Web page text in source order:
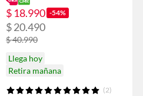
$ 18.990 -54%
$ 20.490
$ 40.990
Llega hoy
Retira mañana
(2)